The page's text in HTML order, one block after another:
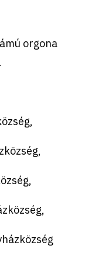
orgona